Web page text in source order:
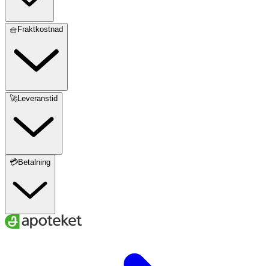
🧺Fraktkostnad
🚀Leveranstid
💳Betalning